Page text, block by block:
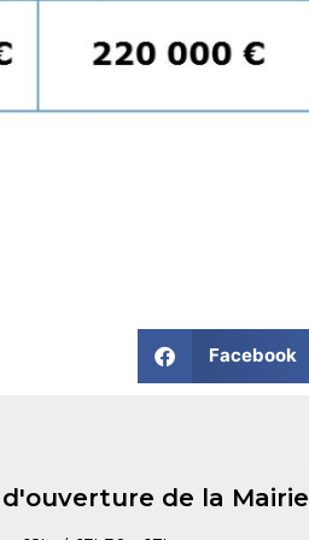
Facebook
d'ouverture de la Mairie